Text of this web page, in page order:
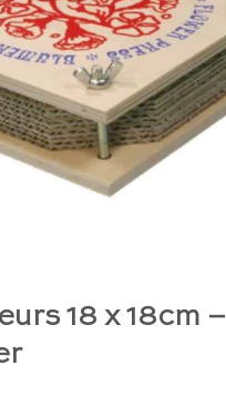
18 x 18cm –